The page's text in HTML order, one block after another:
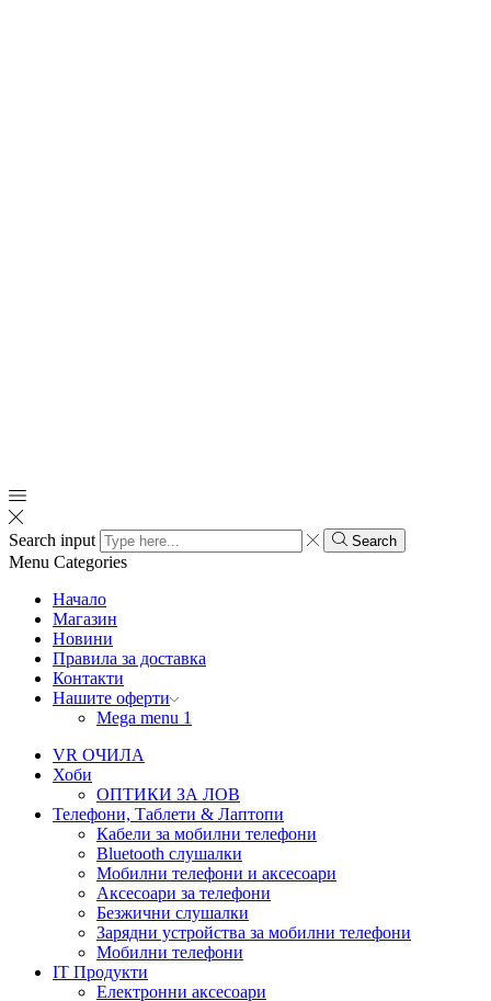
Search input Search
Menu Categories
Начало
Магазин
Новини
Правила за доставка
Контакти
Нашите оферти
Mega menu 1
VR ОЧИЛА
Хоби
ОПТИКИ ЗА ЛОВ
Телефони, Таблети & Лаптопи
Кабели за мобилни телефони
Bluetooth слушалки
Мобилни телефони и аксесоари
Аксесоари за телефони
Безжични слушалки
Зарядни устройства за мобилни телефони
Мобилни телефони
IT Продукти
Електронни аксесоари